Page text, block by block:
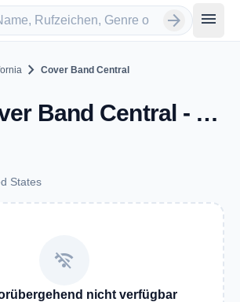
arrow_forward menu
chevron_right Cover Band Central
Cover Band Central - CA
States
wifi_off
nicht verfügbar